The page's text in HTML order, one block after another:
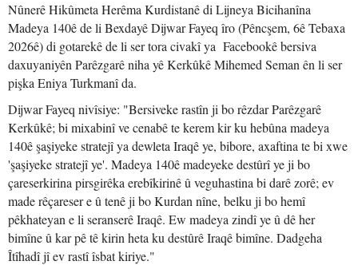
Nûnerê Hikûmeta Herêma Kurdistanê di Lijneya Bicihanîna
Madeya 140ê de li Bexdayê Dijwar Fayeq îro (Pêncşem, 6ê Tebaxa
2026ê) di gotarekê de li ser tora civakî ya Facebookê bersiva
daxuyaniyên Parêzgarê niha yê Kerkûkê Mihemed Seman ên li ser
pişka Eniya Turkmanî da.
Dijwar Fayeq nivîsiye: "Bersiveke rastîn ji bo rêzdar Parêzgarê
Kerkûkê; bi mixabinî ve cenabê te kerem kir ku hebûna madeya
140ê şaşiyeke stratejî ya dewleta Iraqê ye, bibore, axaftina te bi xwe
'şaşiyeke stratejî ye'. Madeya 140ê madeyeke destûrî ye ji bo
çareserkirina pirsgirêka erebîkirinê û veguhastina bi darê zorê; ev
made rêçareser e û tenê ji bo Kurdan nîne, belku ji bo hemî
pêkhateyan e li seranserê Iraqê. Ew madeya zindî ye û dê her
bimîne û kar pê tê kirin heta ku destûrê Iraqê bimîne. Dadgeha
Îtîhadî jî ev rastî îsbat kiriye."